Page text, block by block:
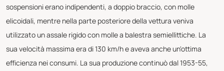
sospensioni erano indipendenti, a doppio braccio, con molle
elicoidali, mentre nella parte posteriore della vettura veniva
utilizzato un assale rigido con molle a balestra semiellittiche. La
sua velocità massima era di 130 km/h e aveva anche un'ottima
efficienza nei consumi. La sua produzione continuò dal 1953-55,